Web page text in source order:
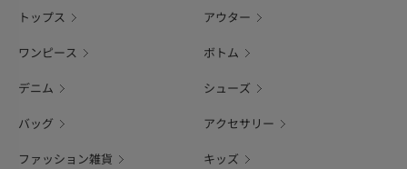
トップス アウター
ワンピース ボトム
デニム シューズ
バッグ アクセサリー
ファッション雑貨 キッズ